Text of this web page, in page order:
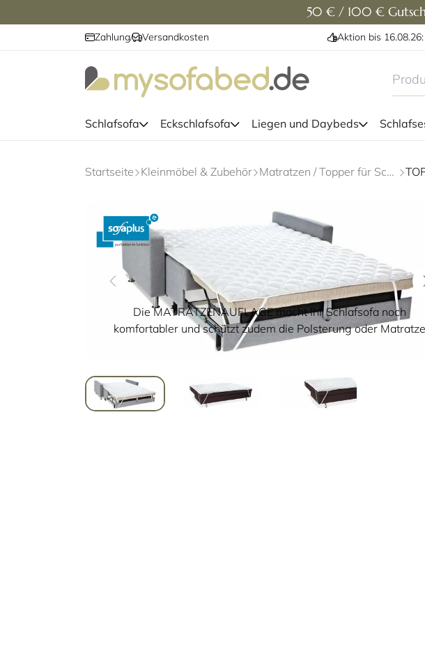
50 € / 100 €
Zahlung/ Versandkosten Aktion bis
Schlafsofa Eckschlafsofa Liegen und Daybeds
Startseite Kleinmöbel & Zubehör Matratzen / Topper für Schlafsofas
Die MATRATZENAUFLAGE macht Ihr Schlafsofa noch
komfortabler und schützt zudem die Polsterung oder Matratze